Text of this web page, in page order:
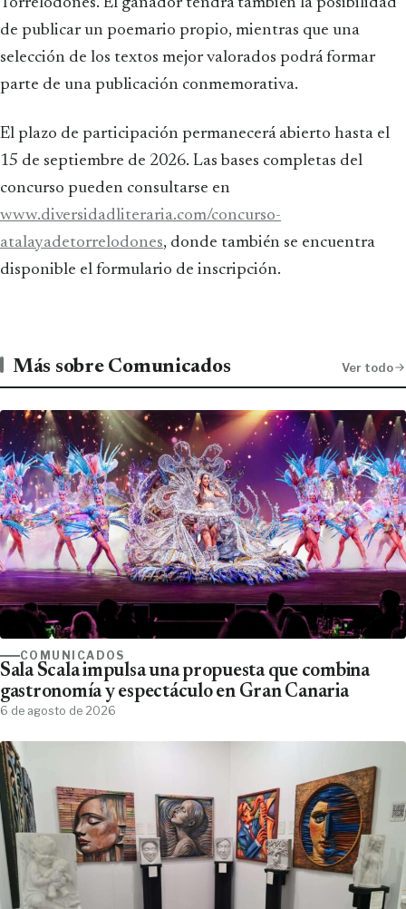
de publicar un poemario propio, mientras que una
selección de los textos mejor valorados podrá formar
parte de una publicación conmemorativa.
El plazo de participación permanecerá abierto hasta el
15 de septiembre de 2026. Las bases completas del
concurso pueden consultarse en
www.diversidadliteraria.com/concurso-
atalayadetorrelodones, donde también se encuentra
disponible el formulario de inscripción.
Más sobre Comunicados Ver todo
COMUNICADOS
Sala Scala impulsa una propuesta que combina
gastronomía y espectáculo en Gran Canaria
6 de agosto de 2026